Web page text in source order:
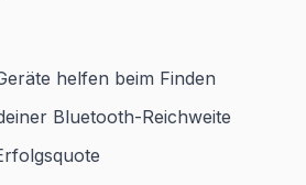
helfen beim Finden
Bluetooth-Reichweite